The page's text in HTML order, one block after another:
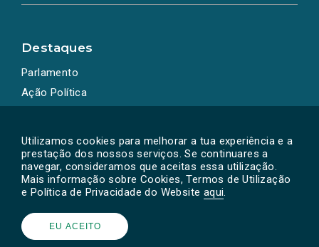
Utilizamos cookies para melhorar a tua experiência e a
prestação dos nossos serviços. Se continuares a
navegar, consideramos que aceitas essa utilização.
Mais informação sobre Cookies, Termos de Utilização
e Política de Privacidade do Website aqui.
EU ACEITO
Destaques
Parlamento
Ação Política